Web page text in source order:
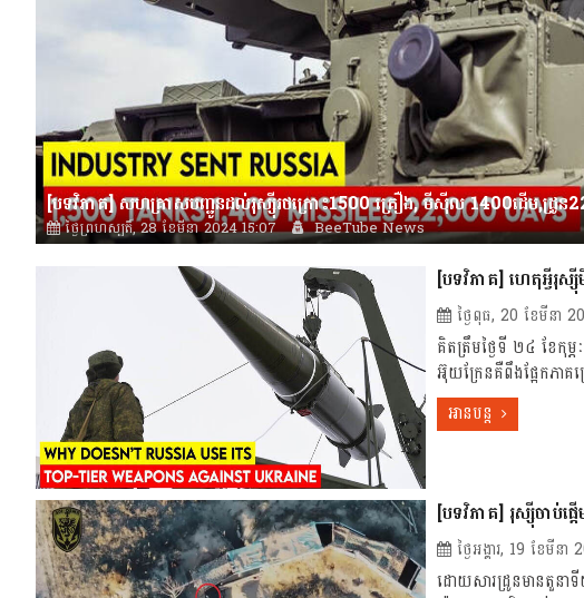
[បទវិភាគ] សហគ្រាសបញ្ជូនដល់រុស្ស៊ីរថក្រោះ1500 គ្រឿង, មីស៊ីល 1400ដើម,ដ្រូន
ថ្ងៃព្រហស្បតិ៍, 28 ខែមីនា 2024 15:07 BeeTube News
[បទវិភាគ] ហេតុអ្វីរុស្
ថ្ងៃពុធ, 20 ខែមីនា
គិតត្រឹមថ្ងៃទី ២៤ ខែកុ
អ៊ុយក្រែនគឺពឹងផ្អែកភ
អានបន្ត
[បទវិភាគ] រុស្ស៊ីចាប់ផ្
ថ្ងៃអង្គារ, 19 ខែមីន
ដោយសារដ្រូនមានតួនាទី